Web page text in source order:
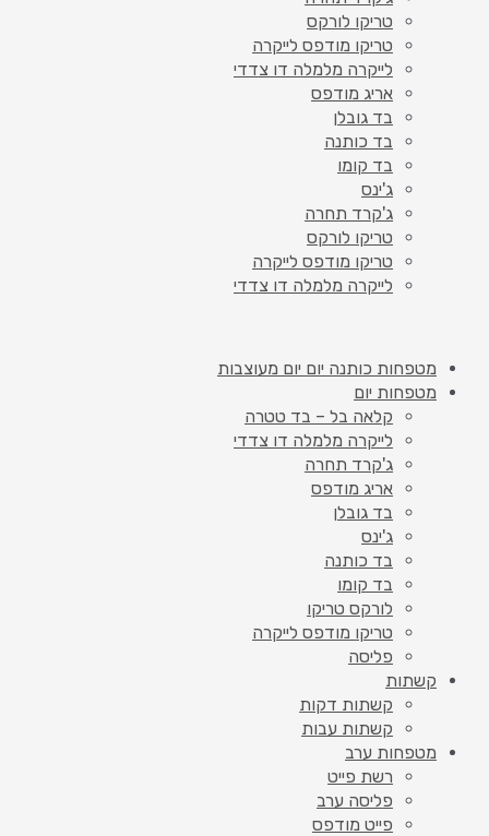
טריקו לורקס
טריקו מודפס לייקרה
לייקרה מלמלה דו צדדי
אריג מודפס
בד גובלן
בד כותנה
בד קומו
ג'ינס
ג'קרד תחרה
טריקו לורקס
טריקו מודפס לייקרה
לייקרה מלמלה דו צדדי
מטפחות כותנה יום יום מעוצבות
מטפחות יום
קלאה בל – בד טטרה
לייקרה מלמלה דו צדדי
ג'קרד תחרה
אריג מודפס
בד גובלן
ג'ינס
בד כותנה
בד קומו
לורקס טריקו
טריקו מודפס לייקרה
פליסה
קשתות
קשתות דקות
קשתות עבות
מטפחות ערב
רשת פייט
פליסה ערב
פייט מודפס